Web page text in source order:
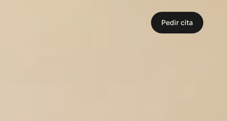
Pedir cita